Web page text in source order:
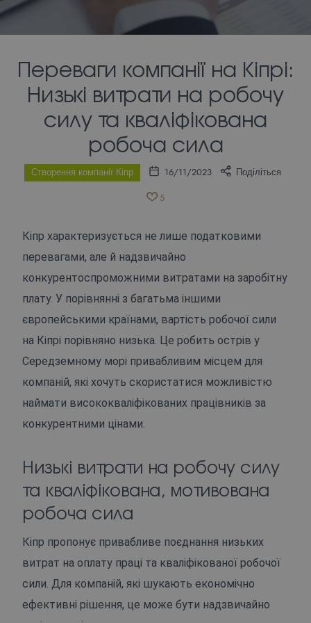
Переваги компанії на Кіпрі:
Низькі витрати на робочу
силу та кваліфікована
робоча сила
Створення компанії Кіпр 16/11/2023 Поділіться
5
Кіпр характеризується не лише податковими
перевагами, але й надзвичайно
конкурентоспроможними витратами на заробітну
плату. У порівнянні з багатьма іншими
європейськими країнами, вартість робочої сили
на Кіпрі порівняно низька. Це робить острів у
Середземному морі привабливим місцем для
компаній, які хочуть скористатися можливістю
наймати висококваліфікованих працівників за
конкурентними цінами.
Низькі витрати на робочу силу
та кваліфікована, мотивована
робоча сила
Кіпр пропонує привабливе поєднання низьких
витрат на оплату праці та кваліфікованої робочої
сили. Для компаній, які шукають економічно
ефективні рішення, це може бути надзвичайно